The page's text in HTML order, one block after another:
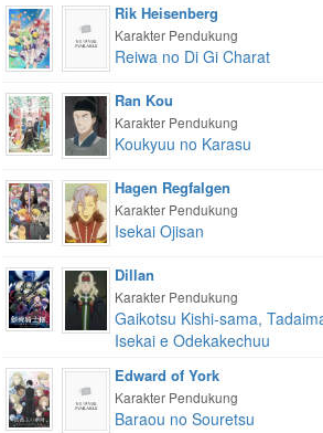
Rik Heisenberg
Karakter Pendukung
Reiwa no Di Gi Charat
Ran Kou
Karakter Pendukung
Koukyuu no Karasu
Hagen Regfalgen
Karakter Pendukung
Isekai Ojisan
Dillan
Karakter Pendukung
Gaikotsu Kishi-sama,
Isekai e Odekakechuu
Edward of York
Karakter Pendukung
Baraou no Souretsu